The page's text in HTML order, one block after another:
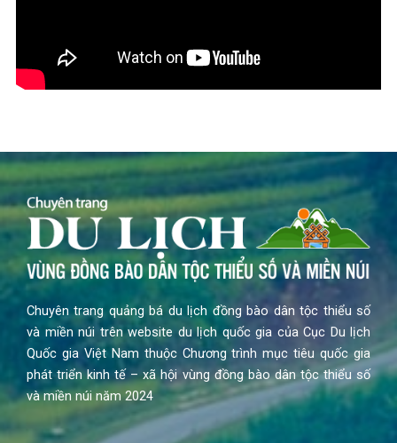
Chuyên trang quảng bá du lịch đồng bào dân tộc thiểu số
và miền núi trên website du lịch quốc gia của Cục Du lịch
Quốc gia Việt Nam thuộc Chương trình mục tiêu quốc gia
phát triển kinh tế – xã hội vùng đồng bào dân tộc thiểu số
và miền núi năm 2024